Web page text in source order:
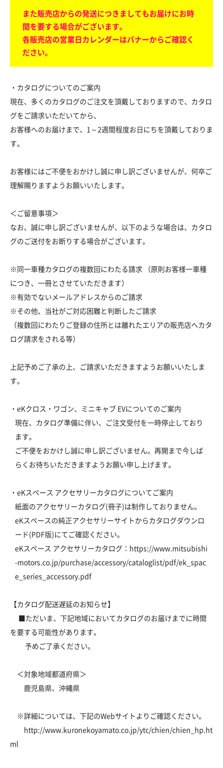
また販売店からの発送につきましてもお届けにお時
間を要する場合がございます。
各販売店の営業日カレンダーはバナーからご確認く
ださい。
・カタログについてのご案内
現在、多くのカタログのご注文を頂戴しておりますので、カタロ
グをご請求いただいてから、
お客様へのお届けまで、1～2週間程度お日にちを頂戴しておりま
す。
お客様にはご不便をおかけし誠に申し訳ございませんが、何卒ご
理解賜りますようお願いいたします。
＜ご留意事項＞
なお、誠に申し訳ございませんが、以下のような場合は、カタロ
グのご送付をお断りする場合がございます。
※同一車種カタログの複数回にわたる請求 （原則お客様一車種
につき、一冊とさせていただきます）
※有効でないメールアドレスからのご請求
※その他、当社がご対応困難と判断したご請求
（複数回にわたりご登録の住所とは離れたエリアの販売店へカタ
ログ請求をされる等）
上記予めご了承の上、ご請求いただきますようお願いいたしま
す。
・eKクロス・ワゴン、ミニキャブ EVについてのご案内
現在、カタログ準備に伴い、ご注文受付を一時停止しており
ます。
ご不便をおかけし誠に申し訳ございません。再開まで今しば
らくお待ちいただきますようお願い申し上げます。
・eKスペース アクセサリーカタログについてご案内
紙面のアクセサリーカタログ(冊子)は制作しておりません。
eKスペースの純正アクセサリーサイトからカタログダウンロ
ード(PDF版)にてご確認ください。
eKスペース アクセサリーカタログ： https://www.mitsubishi
-motors.co.jp/purchase/accessory/cataloglist/pdf/ek_spac
e_series_accessory.pdf
【カタログ配送遅延のお知らせ】
■ただいま、下記地域においてカタログのお届けまでに時間
を要する可能性があります。
予めご了承ください。
＜対象地域都道府県＞
鹿児島県、沖縄県
※詳細については、下記のWebサイトよりご確認ください。
http://www.kuronekoyamato.co.jp/ytc/chien/chien_hp.ht
ml